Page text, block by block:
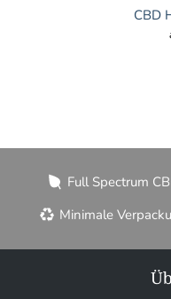
CBD
Full Spectrum
Minimale